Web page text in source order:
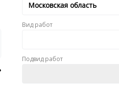
Московская область
Вид работ
Подвид работ